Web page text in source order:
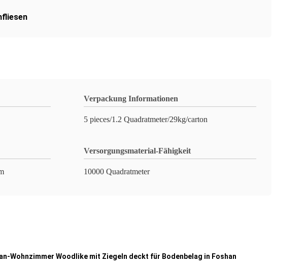
Verpackung Informationen
5 pieces/1.2 Quadratmeter/29kg/carton
Versorgungsmaterial-Fähigkeit
10000 Quadratmeter
Woodlike mit Ziegeln deckt für Bodenbelag in Foshan